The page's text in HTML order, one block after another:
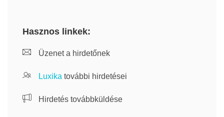
Hasznos linkek:
Üzenet a hirdetőnek
Luxika további hirdetései
Hirdetés továbbküldése